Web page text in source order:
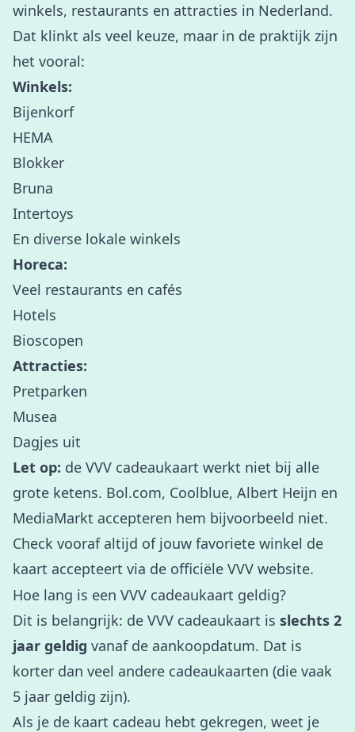
winkels, restaurants en attracties in Nederland.
Dat klinkt als veel keuze, maar in de praktijk zijn
het vooral:
Winkels:
Bijenkorf
HEMA
Blokker
Bruna
Intertoys
En diverse lokale winkels
Horeca:
Veel restaurants en cafés
Hotels
Bioscopen
Attracties:
Pretparken
Musea
Dagjes uit
Let op: de VVV cadeaukaart werkt niet bij alle
grote ketens. Bol.com, Coolblue, Albert Heijn en
MediaMarkt accepteren hem bijvoorbeeld niet.
Check vooraf altijd of jouw favoriete winkel de
kaart accepteert via de officiële VVV website.
Hoe lang is een VVV cadeaukaart geldig?
Dit is belangrijk: de VVV cadeaukaart is slechts 2
jaar geldig vanaf de aankoopdatum. Dat is
korter dan veel andere cadeaukaarten (die vaak
5 jaar geldig zijn).
Als je de kaart cadeau hebt gekregen, weet je